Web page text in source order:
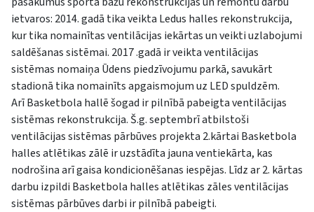
ietvaros: 2014. gadā tika veikta Ledus halles rekonstrukcija,
kur tika nomainītas ventilācijas iekārtas un veikti uzlabojumi
saldēšanas sistēmai. 2017 .gadā ir veikta ventilācijas
sistēmas nomaiņa Ūdens piedzīvojumu parkā, savukārt
stadionā tika nomainīts apgaismojum uz LED spuldzēm.
Arī Basketbola hallē šogad ir pilnībā pabeigta ventilācijas
sistēmas rekonstrukcija. Š.g. septembrī atbilstoši
ventilācijas sistēmas pārbūves projekta 2.kārtai Basketbola
halles atlētikas zālē ir uzstādīta jauna ventiekārta, kas
nodrošina arī gaisa kondicionēšanas iespējas. Līdz ar 2. kārtas
darbu izpildi Basketbola halles atlētikas zāles ventilācijas
sistēmas pārbūves darbi ir pilnībā pabeigti.